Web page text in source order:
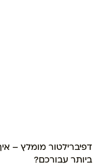
דפיברילטור מומלץ –
ביותר עבורכם?